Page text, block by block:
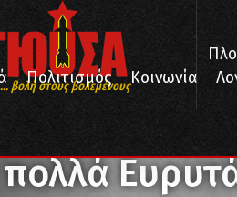
... βολή στους βολεμένους
Πολιτισμός Κοινωνία